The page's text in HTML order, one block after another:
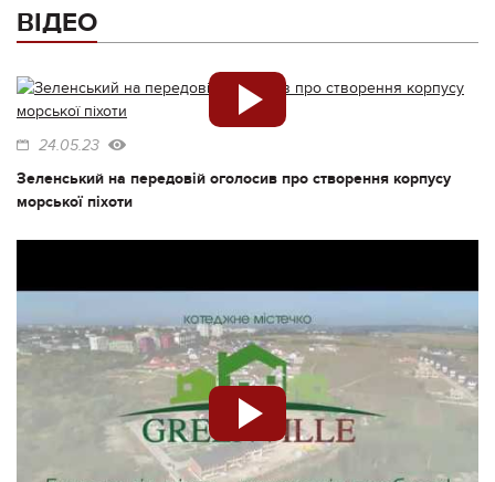
ВІДЕО
24.05.23
Зеленський на передовій оголосив про створення корпусу
морської піхоти